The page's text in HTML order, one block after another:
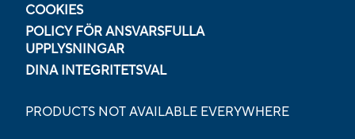
COOKIES
POLICY FÖR ANSVARSFULLA
UPPLYSNINGAR
DINA INTEGRITETSVAL
PRODUCTS NOT AVAILABLE EVERYWHERE